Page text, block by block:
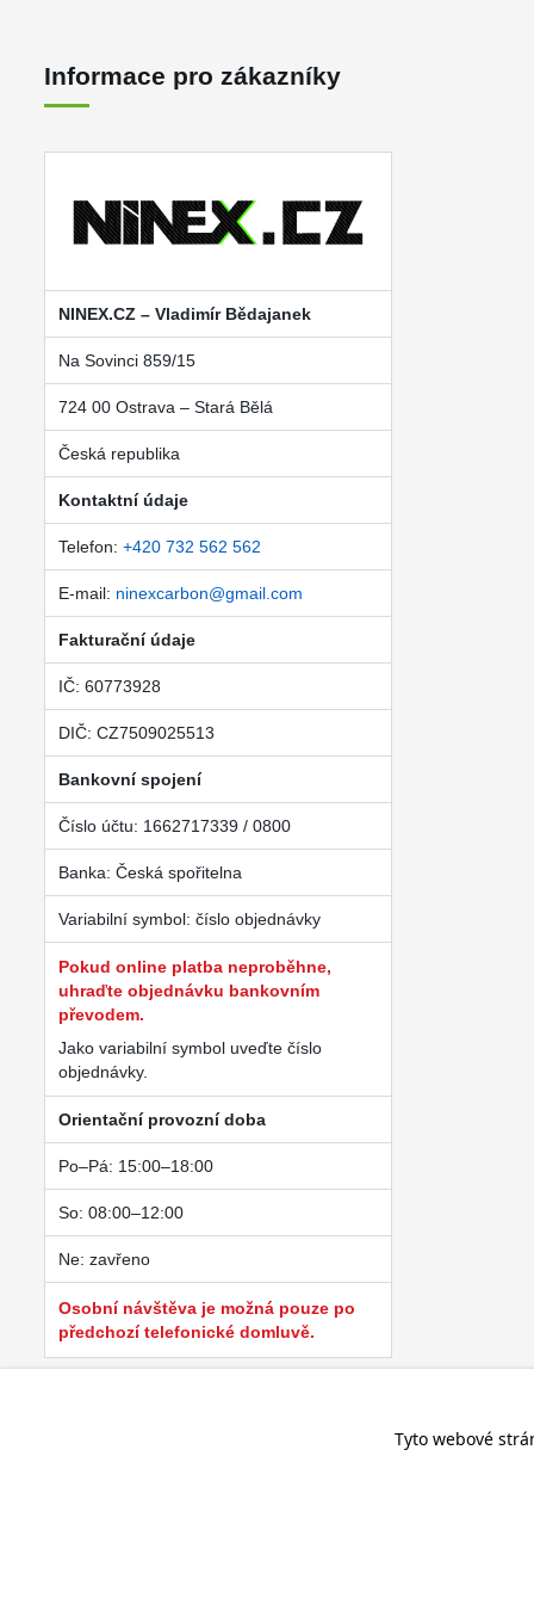
Informace pro zákazníky
NINEX.CZ – Vladimír Bědajanek
Na Sovinci 859/15
724 00 Ostrava – Stará Bělá
Česká republika
Kontaktní údaje
Telefon: +420 732 562 562
E-mail: ninexcarbon@gmail.com
Fakturační údaje
IČ: 60773928
DIČ: CZ7509025513
Bankovní spojení
Číslo účtu: 1662717339 / 0800
Banka: Česká spořitelna
Variabilní symbol: číslo objednávky
Pokud online platba neproběhne,
uhraďte objednávku bankovním
převodem.
Jako variabilní symbol uveďte číslo
objednávky.
Orientační provozní doba
Po–Pá: 15:00–18:00
So: 08:00–12:00
Ne: zavřeno
Osobní návštěva je možná pouze po
předchozí telefonické domluvě.
Tyto webové